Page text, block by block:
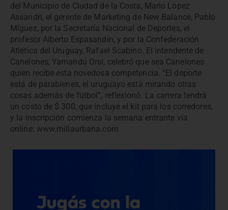
del Municipio de Ciudad de la Costa, Mario López
Assandri, el gerente de Marketing de New Balance, Pablo
Míguez, por la Secretaría Nacional de Deportes, el
profesor Alberto Espasandín, y por la Confederación
Atlética del Uruguay, Rafael Scabino. El intendente de
Canelones, Yamandú Orsi, celebró que sea Canelones
quien recibe esta novedosa competencia. “El deporte
está de parabienes, el uruguayo está mirando otras
cosas además de fútbol”, reflexionó. La carrera tendrá
un costo de $ 300, que incluye el kit para los corredores,
y la inscripción comienza la semana entrante vía
online: www.millaurbana.com